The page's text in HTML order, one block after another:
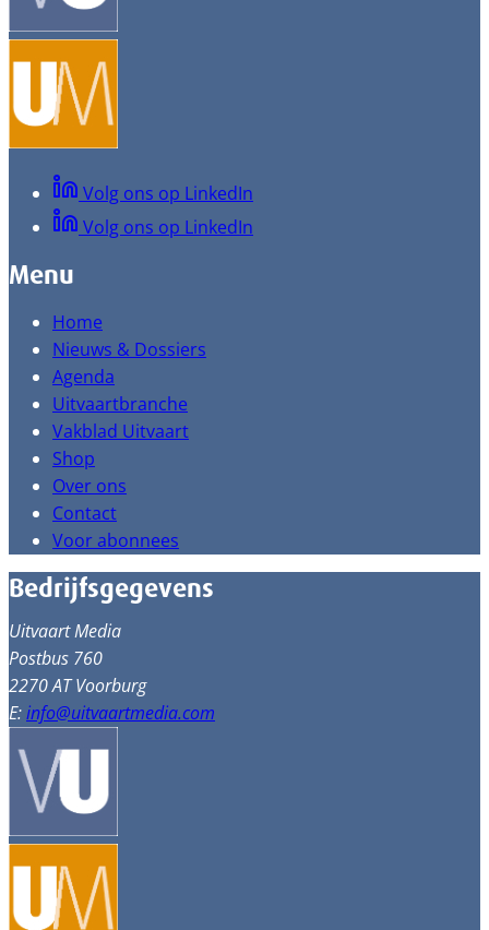
Volg ons op LinkedIn
Volg ons op LinkedIn
Menu
Home
Nieuws & Dossiers
Agenda
Uitvaartbranche
Vakblad Uitvaart
Shop
Over ons
Contact
Voor abonnees
Bedrijfsgegevens
Uitvaart Media
Postbus 760
2270 AT Voorburg
E:info@uitvaartmedia.com